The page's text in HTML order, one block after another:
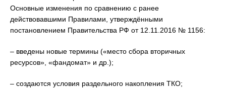
Основные изменения по сравнению с ранее
действовавшими Правилами, утверждёнными
постановлением Правительства РФ от 12.11.2016 № 1156:
– введены новые термины («место сбора вторичных
ресурсов», «фандомат» и др.);
– создаются условия раздельного накопления ТКО;